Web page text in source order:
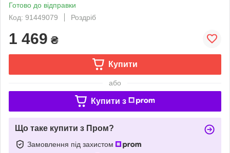
Готово до відправки
Код: 91449079
Роздріб
1 469 ₴
Купити
або
Купити з
Що таке купити з Пром?
Замовлення під захистом